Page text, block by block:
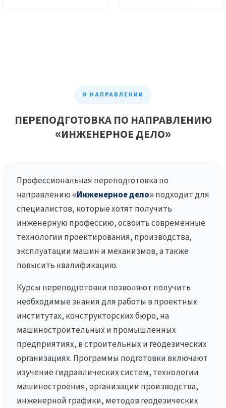
О НАПРАВЛЕНИИ
ПЕРЕПОДГОТОВКА ПО НАПРАВЛЕНИЮ
«ИНЖЕНЕРНОЕ ДЕЛО»
Профессиональная переподготовка по
направлению «Инженерное дело» подходит для
специалистов, которые хотят получить
инженерную профессию, освоить современные
технологии проектирования, производства,
эксплуатации машин и механизмов, а также
повысить квалификацию.
Курсы переподготовки позволяют получить
необходимые знания для работы в проектных
институтах, конструкторских бюро, на
машиностроительных и промышленных
предприятиях, в строительных и геодезических
организациях. Программы подготовки включают
изучение гидравлических систем, технологии
машиностроения, организации производства,
инженерной графики, методов геодезических